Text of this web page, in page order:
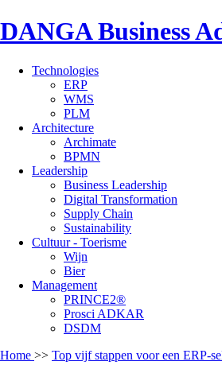
DANGA Business
Technologies
ERP
WMS
PLM
Architecture
Archimate
BPMN
Leadership
Business Leadership
Digital Transformation
Supply Chain
Sustainability
Cultuur - Toerisme
Wijn
Bier
Management
PRINCE2®
Prosci ADKAR
DSDM
Home >> Top vijf stappen voor een ERP-